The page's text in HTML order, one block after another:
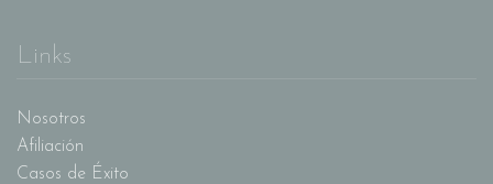
Links
Nosotros
Afiliación
Casos de Éxito